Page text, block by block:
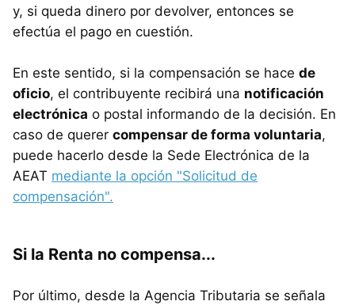
y, si queda dinero por devolver, entonces se
efectúa el pago en cuestión.
En este sentido, si la compensación se hace de
oficio, el contribuyente recibirá una notificación
electrónica o postal informando de la decisión. En
caso de querer compensar de forma voluntaria,
puede hacerlo desde la Sede Electrónica de la
AEAT mediante la opción "Solicitud de
compensación".
Si la Renta no compensa...
Por último, desde la Agencia Tributaria se señala